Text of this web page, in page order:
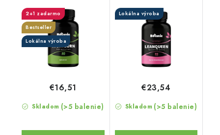
2+1 zadarmo
Bestseller
Lokálna výroba
Skladom (>5 balenie)
€16,51
Lokálna výroba
Skladom (>5 balenie)
€23,54